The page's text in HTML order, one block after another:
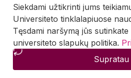
Siekdami užtikrinti jums
Universiteto tinklalapiuose
Tęsdami naršymą jūs sutinkate
universiteto slapukų politika.
Supratau